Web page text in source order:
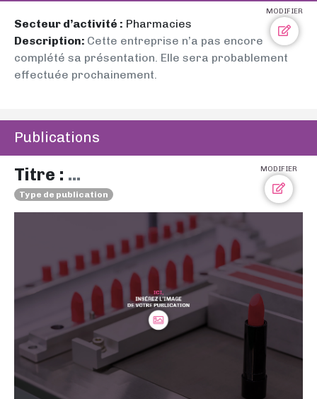
MODIFIER
Secteur d’activité : Pharmacies
Description: Cette entreprise n’a pas encore
complété sa présentation. Elle sera probablement
effectuée prochainement.
Publications
MODIFIER
Titre : ...
Type de publication